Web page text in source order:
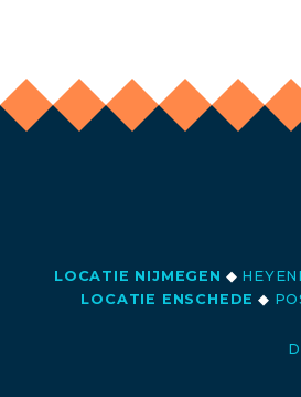
LOCATIE NIJMEGEN ◆
LOCATIE ENSCHEDE ◆